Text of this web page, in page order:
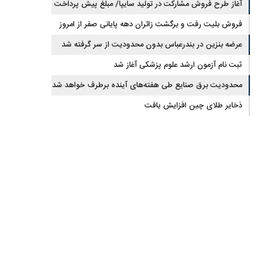
آغاز طرح فروش مشارکت در تولید سایپا/ مبلغ پیش پرداخت
اعلام شد
فروش بلیت رفت و برگشت زائران دهه پایانی صفر از امروز
آغاز شد
عرضه بنزین در بندرعباس بدون محدودیت از سر گرفته شد
ثبت نام آزمون ارشد علوم پزشکی آغاز شد
محدودیت‌ برق صنایع طی هفته‌های آینده برطرف خواهد شد
ذخایر طلای چین افزایش یافت